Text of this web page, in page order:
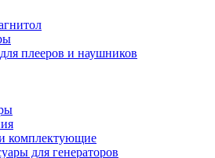
плееров и наушников
комплектующие
для генераторов